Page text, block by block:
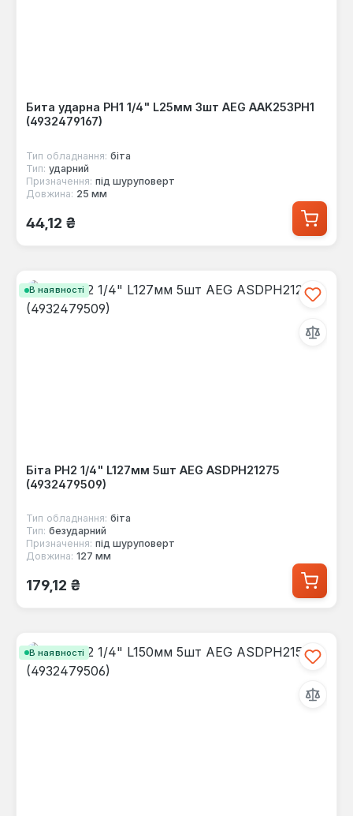
Бита ударна PH1 1/4" L25мм 3шт AEG AAK253PH1
(4932479167)
Тип обладнання: біта
Тип: ударний
Призначення: під шуруповерт
Довжина: 25 мм
Звичайна ціна:
44,12 ₴
В наявності
Біта PH2 1/4" L127мм 5шт AEG ASDPH21275
(4932479509)
Тип обладнання: біта
Тип: безударний
Призначення: під шуруповерт
Довжина: 127 мм
Звичайна ціна:
179,12 ₴
В наявності